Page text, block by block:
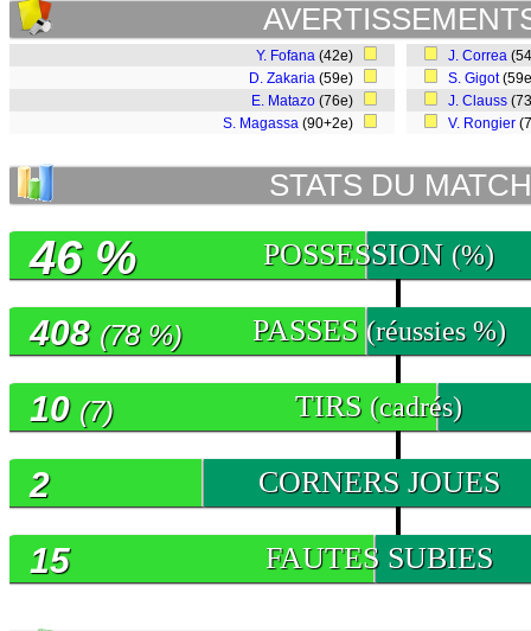
Y. Fofana (42e)
D. Zakaria (59e)
E. Matazo (76e)
S. Magassa (90+2e)
J. Correa
S. Gigot
J. Clauss
V. Rongier
STATS DU MATCH
POSSESSION (%)
46 %
PASSES (réussies %)
408 (78 %)
TIRS (cadrés)
10 (7)
CORNERS JOUES
2
FAUTES SUBIES
15